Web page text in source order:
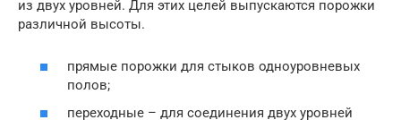
из двух уровней. Для этих целей выпускаются порожки
различной высоты.
прямые порожки для стыков одноуровневых
полов;
переходные – для соединения двух уровней